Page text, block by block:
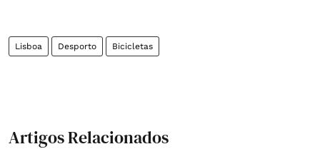
Lisboa Desporto Bicicletas
Artigos Relacionados